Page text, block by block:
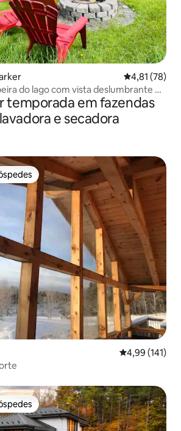
4,81 de uma
4,81 (78)
do lago com vista deslumbrante e
temporada em fazendas
e secadora
dos hóspedes
4,99 de uma
4,99 (141)
dos hóspedes